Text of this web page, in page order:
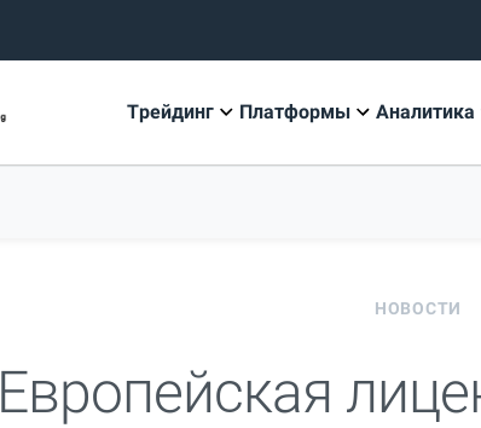
Трейдинг Платформы Аналитика
НОВОСТИ
Европейская